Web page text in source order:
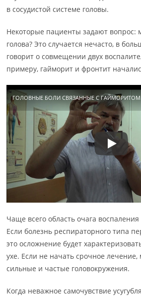
в сосудистой системе головы.
Некоторые пациенты задают вопрос:
голова? Это случается нечасто, в
говорит о совмещении двух
примеру, гайморит и фронтит
Чаще всего область очага
Если болезнь респираторного типа
это осложнение будет
ухе. Если не начать срочное лечение,
сильные и частые головокружения.
Когда неважное самочувствие